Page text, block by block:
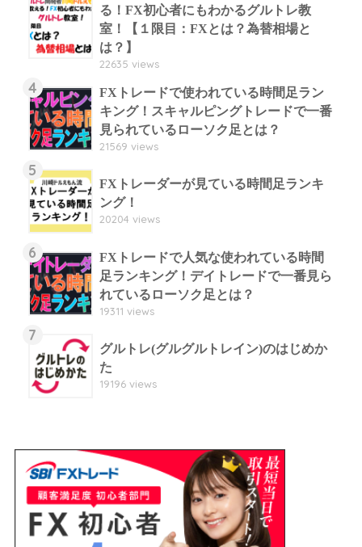
る！FX初心者にもわかるグルトレ教
室！【１限目：FXとは？為替相場と
は？】
22635 views
4
FXトレードで使われている時間足ラン
キング！スキャルピングトレードで一番
見られているローソク足とは？
21569 views
5
FXトレーダーが見ている時間足ランキ
ング！
20204 views
6
FXトレードで人気な使われている時間
足ランキング！デイトレードで一番見ら
れているローソク足とは？
19311 views
7
グルトレ(グルグルトレイン)のはじめか
た
19196 views